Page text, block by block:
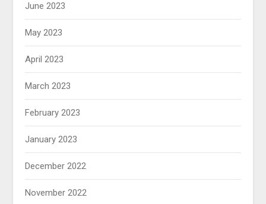
June 2023
May 2023
April 2023
March 2023
February 2023
January 2023
December 2022
November 2022